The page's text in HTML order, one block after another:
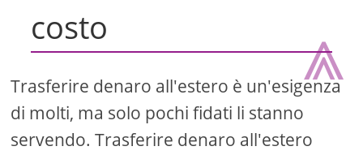
costo
Trasferire denaro all'estero è un'esigenza
di molti, ma solo pochi fidati li stanno
servendo. Trasferire denaro all'estero
⩓